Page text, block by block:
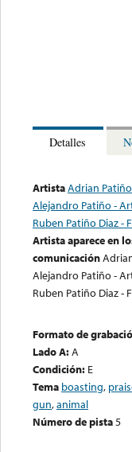
Detalles
ArtistaAdrian
Alejandro Patiño -
Ruben Patiño Diaz -
Artista aparece en
comunicación
Alejandro Patiño -
Ruben Patiño Diaz -
Formato de
Lado A:A
Condición: E
Tema boasting,
gun,animal
Número de pista5